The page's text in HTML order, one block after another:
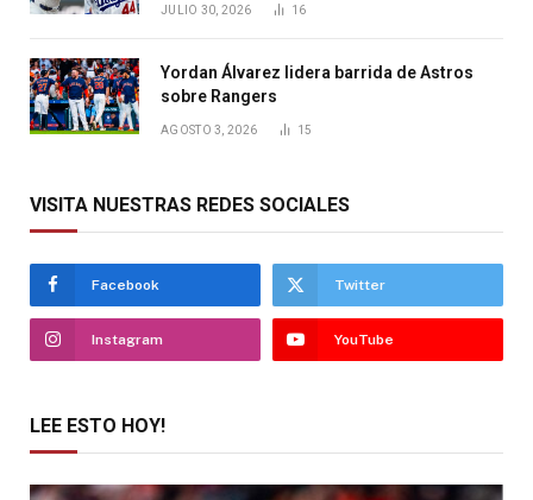
JULIO 30, 2026 16
Yordan Álvarez lidera barrida de Astros
sobre Rangers
AGOSTO 3, 2026 15
VISITA NUESTRAS REDES SOCIALES
Facebook Twitter
Instagram YouTube
LEE ESTO HOY!